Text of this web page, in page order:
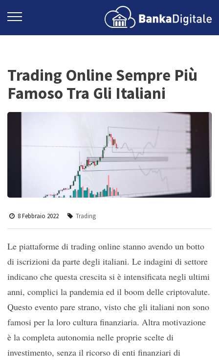
Trading Online Sempre Più
Famoso Tra Gli Italiani
8 Febbraio 2022 Trading
Le piattaforme di trading online stanno avendo un botto
di iscrizioni da parte degli italiani. Le indagini di settore
indicano che questa crescita si è intensificata negli ultimi
anni, complici la pandemia ed il boom delle criptovalute.
Questo evento pare strano, visto che gli italiani non sono
famosi per la loro cultura finanziaria. Altra motivazione
è la completa autonomia nelle proprie scelte di
investimento, senza il ricorso di enti finanziari di